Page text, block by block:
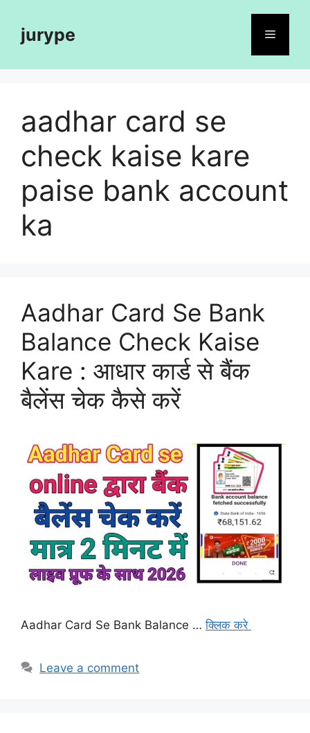
contentjurype Menu
aadhar card se
check kaise kare
paise bank account
ka
Aadhar Card Se Bank
Balance Check Kaise
Kare : आधार कार्ड से बैंक
बैलेंस चेक कैसे करें
Aadhar Card Se Bank Balance …क्लिक करे
Leave a comment